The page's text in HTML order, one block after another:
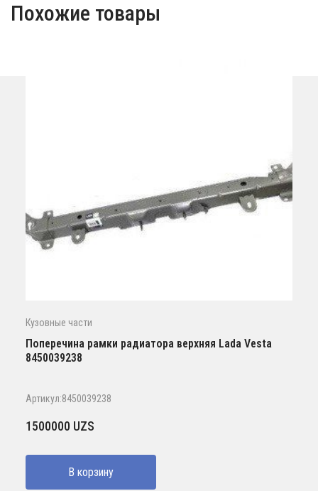
Похожие товары
Кузовные части
Поперечина рамки радиатора верхняя Lada Vesta
8450039238
Артикул:8450039238
1500000 UZS
В корзину